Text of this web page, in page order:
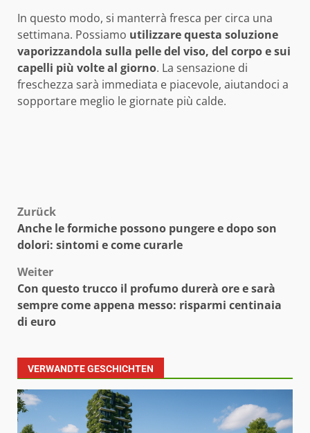
In questo modo, si manterrà fresca per circa una
settimana. Possiamo utilizzare questa soluzione
vaporizzandola sulla pelle del viso, del corpo e sui
capelli più volte al giorno. La sensazione di
freschezza sarà immediata e piacevole, aiutandoci a
sopportare meglio le giornate più calde.
Beitragsnavigation
Zurück
Anche le formiche possono pungere e dopo son
dolori: sintomi e come curarle
Weiter
Con questo trucco il profumo durerà ore e sarà
sempre come appena messo: risparmi centinaia
di euro
VERWANDTE GESCHICHTEN